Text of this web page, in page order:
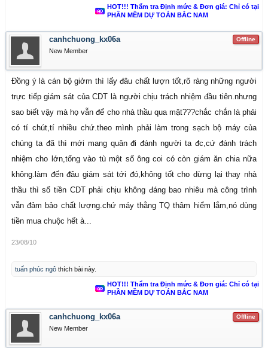
HOT!!! Thẩm tra Định mức & Đơn giá: Chỉ có tại
PHẦN MỀM DỰ TOÁN BẮC NAM
Offline
canhchuong_kx06a
New Member
Đồng ý là cán bộ giởm thì lấy đâu chất lượn tốt,rõ ràng những người
trực tiếp giám sát của CDT là người chịu trách nhiệm đầu tiên.nhưng
sao biết vậy mà họ vẫn để cho nhà thầu qua mặt???chắc chắn là phải
có tí chút,tí nhiều chứ.theo mình phải làm trong sạch bộ máy của
chúng ta đã thì mới mang quân đi đánh người ta đc,cứ đánh trách
nhiệm cho lớn,tống vào tù một số ông coi có còn giám ăn chia nữa
không.làm đến đâu giám sát tới đó,không tốt cho dừng lại thay nhà
thầu thì số tiền CDT phải chịu không đáng bao nhiêu mà công trình
vẫn đảm bảo chất lượng.chứ máy thằng TQ thâm hiểm lắm,nó dùng
tiền mua chuộc hết à...
23/08/10
tuấn phúc ngô thích bài này.
HOT!!! Thẩm tra Định mức & Đơn giá: Chỉ có tại
PHẦN MỀM DỰ TOÁN BẮC NAM
Offline
canhchuong_kx06a
New Member